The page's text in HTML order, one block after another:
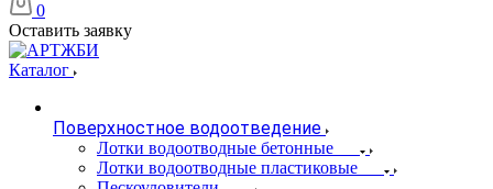
0
Оставить заявку
Каталог
Поверхностное водоотведение
Лотки водоотводные бетонные
Лотки водоотводные пластиковые